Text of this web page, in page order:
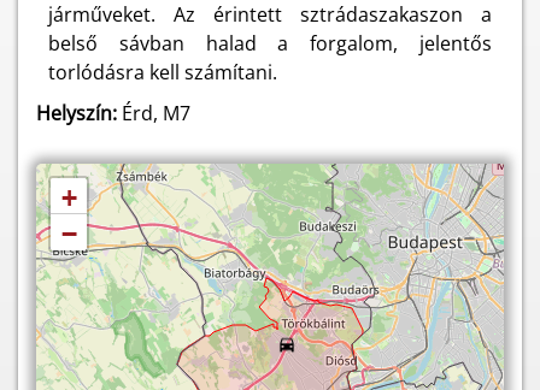
járműveket. Az érintett sztrádaszakaszon a
belső sávban halad a forgalom, jelentős
torlódásra kell számítani.
Helyszín: Érd, M7
+
−